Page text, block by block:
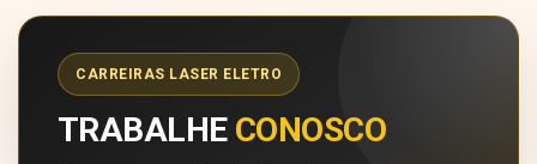
CARREIRAS LASER ELETRO
TRABALHE CONOSCO